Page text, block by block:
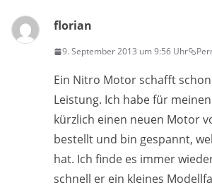
florian
9. September 2013 um 9:56 Uhr
Ein Nitro Motor schafft
Leistung. Ich habe für
kürzlich einen neuen Motor
bestellt und bin gespannt,
hat. Ich finde es immer
schnell er ein kleines